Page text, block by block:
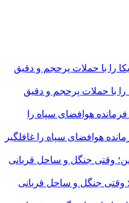
با حملات پرحجم‌‌ و دقیق‌
هوافضای سپاه را غافلگیر
جنگل و ساحل قربانی